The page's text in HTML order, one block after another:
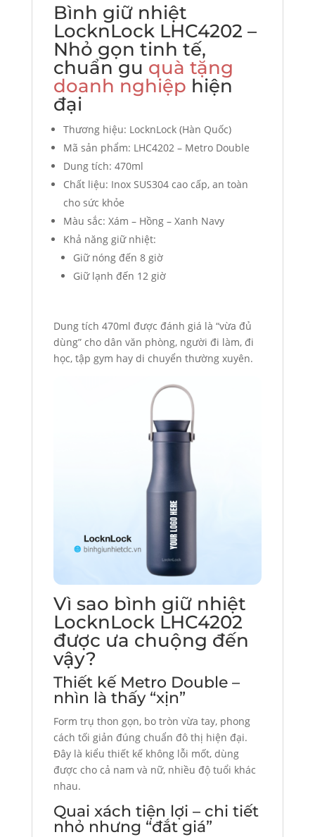
Bình giữ nhiệt
LocknLock LHC4202 –
Nhỏ gọn tinh tế,
chuẩn gu quà tặng
doanh nghiệp hiện
đại
Thương hiệu: LocknLock (Hàn Quốc)
Mã sản phẩm: LHC4202 – Metro Double
Dung tích: 470ml
Chất liệu: Inox SUS304 cao cấp, an toàn
cho sức khỏe
Màu sắc: Xám – Hồng – Xanh Navy
Khả năng giữ nhiệt:
Giữ nóng đến 8 giờ
Giữ lạnh đến 12 giờ
Dung tích 470ml được đánh giá là “vừa đủ
dùng” cho dân văn phòng, người đi làm, đi
học, tập gym hay di chuyển thường xuyên.
Vì sao bình giữ nhiệt
LocknLock LHC4202
được ưa chuộng đến
vậy?
Thiết kế Metro Double –
nhìn là thấy “xịn”
Form trụ thon gọn, bo tròn vừa tay, phong
cách tối giản đúng chuẩn đô thị hiện đại.
Đây là kiểu thiết kế không lỗi mốt, dùng
được cho cả nam và nữ, nhiều độ tuổi khác
nhau.
Quai xách tiện lợi – chi tiết
nhỏ nhưng “đắt giá”